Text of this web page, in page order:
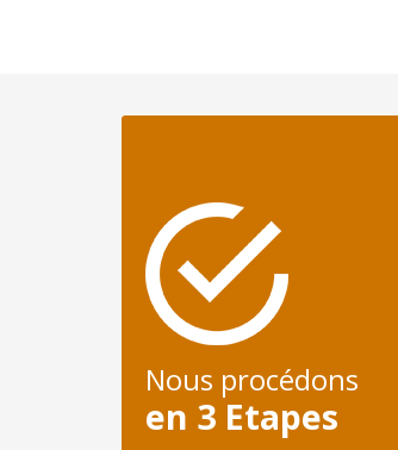
Nous procédons
en 3 Etapes